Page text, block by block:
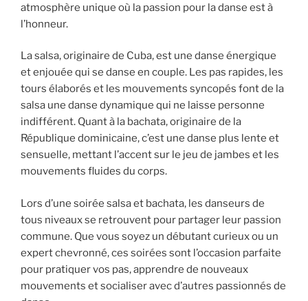
atmosphère unique où la passion pour la danse est à
l’honneur.
La salsa, originaire de Cuba, est une danse énergique
et enjouée qui se danse en couple. Les pas rapides, les
tours élaborés et les mouvements syncopés font de la
salsa une danse dynamique qui ne laisse personne
indifférent. Quant à la bachata, originaire de la
République dominicaine, c’est une danse plus lente et
sensuelle, mettant l’accent sur le jeu de jambes et les
mouvements fluides du corps.
Lors d’une soirée salsa et bachata, les danseurs de
tous niveaux se retrouvent pour partager leur passion
commune. Que vous soyez un débutant curieux ou un
expert chevronné, ces soirées sont l’occasion parfaite
pour pratiquer vos pas, apprendre de nouveaux
mouvements et socialiser avec d’autres passionnés de